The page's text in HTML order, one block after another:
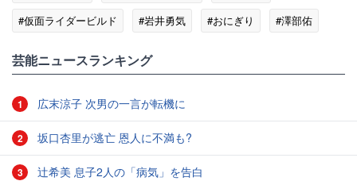
#仮面ライダービルド
#岩井勇気 #おにぎり
#澤部佑
芸能ニュースランキング
1 広末涼子 次男の一言が転機に
2 坂口杏里が逃亡 恩人に不満も?
3 辻希美 息子2人の「病気」を告白